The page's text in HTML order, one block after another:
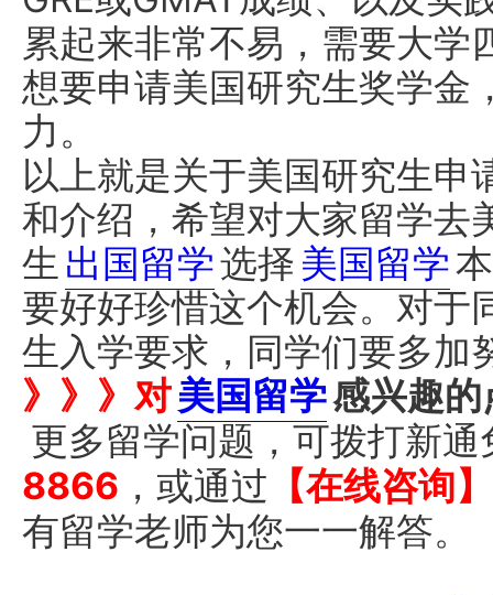
累起来非常不易，需要大学
想要申请美国研究生奖学金
力。
以上就是关于美国研究生申
和介绍，希望对大家留学去
生 出国留学选择 美国留学
要好好珍惜这个机会。对于
生入学要求，同学们要多加
》》》对美国留学感兴趣
更多留学问题，可拨打新
8866 ，或通过 【在线咨询】
有留学老师为您一一解答。